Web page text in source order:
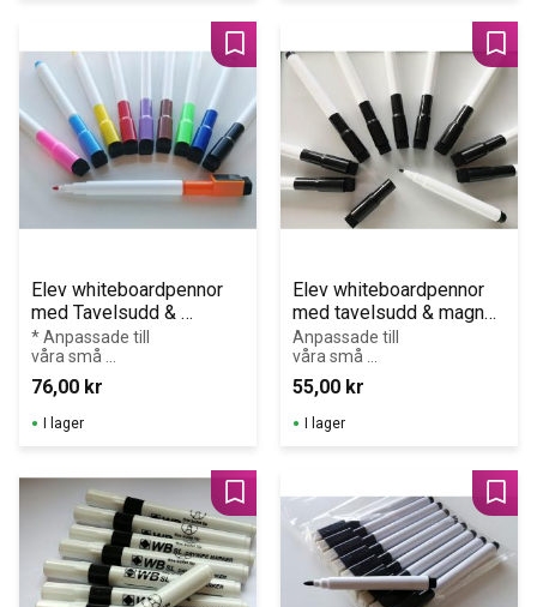
Elev whiteboardpennor
med Tavelsudd &
Magnet ´10 olika färger´
(10-pack)
* Anpassade till
våra små
whiteboardtavlor
* Diameter
1,2cm * Längd
13,5 cm
76,00 kr
Lägg till i favoriter
I lager
Elev whiteboardpennor
med tavelsudd & magnet
´10-pack svart
Anpassade till
våra små
whiteboardtavlor
. Lätt att torka
av även
efter några
55,00 kr
I lager
Lägg till i favoriter